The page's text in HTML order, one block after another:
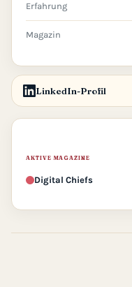
Erfahrung
Magazin
LinkedIn-Profil
AKTIVE MAGAZINE
Digital Chiefs